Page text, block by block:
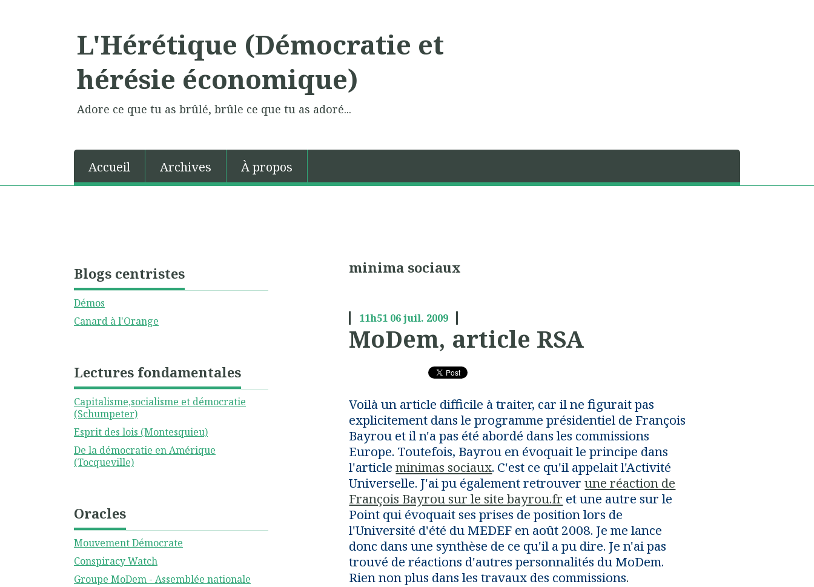
L'Hérétique (Démocratie et
hérésie économique)
Adore ce que tu as brûlé, brûle ce que tu as adoré...
Accueil Archives À propos
Blogs centristes
Démos
Canard à l'Orange
Lectures fondamentales
Capitalisme,socialisme et démocratie
(Schumpeter)
Esprit des lois (Montesquieu)
De la démocratie en Amérique
(Tocqueville)
Oracles
Mouvement Démocrate
Conspiracy Watch
Groupe MoDem - Assemblée nationale
minima sociaux
11h51 06juil. 2009
MoDem, article RSA
Voilà un article difficile à traiter, car il ne figurait pas
explicitement dans le programme présidentiel de François
Bayrou et il n'a pas été abordé dans les commissions
Europe. Toutefois, Bayrou en évoquait le principe dans
l'articleminimas sociaux. C'est ce qu'il appelait l'Activité
Universelle. J'ai pu également retrouverune réaction de
François Bayrou sur le site bayrou.fr et une autre sur le
Point qui évoquait ses prises de position lors de
l'Université d'été du MEDEF en août 2008. Je me lance
donc dans une synthèse de ce qu'il a pu dire. Je n'ai pas
trouvé de réactions d'autres personnalités du MoDem.
Rien non plus dans les travaux des commissions.